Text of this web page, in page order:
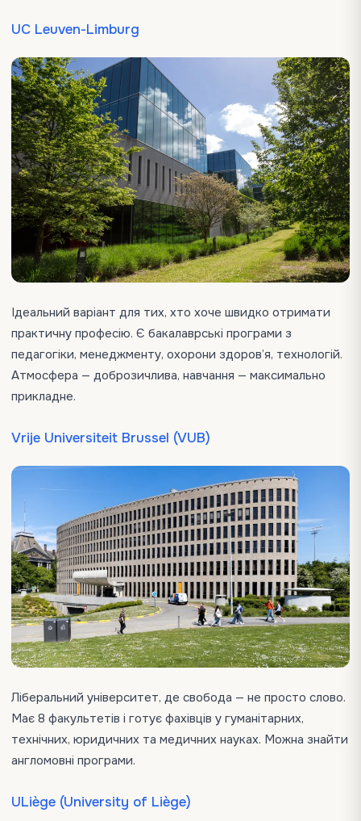
UC Leuven-Limburg
Ідеальний варіант для тих, хто хоче швидко отримати
практичну професію. Є бакалаврські програми з
педагогіки, менеджменту, охорони здоров’я, технологій.
Атмосфера — доброзичлива, навчання — максимально
прикладне.
Vrije Universiteit Brussel (VUB)
Ліберальний університет, де свобода — не просто слово.
Має 8 факультетів і готує фахівців у гуманітарних,
технічних, юридичних та медичних науках. Можна знайти
англомовні програми.
ULiège (University of Liège)